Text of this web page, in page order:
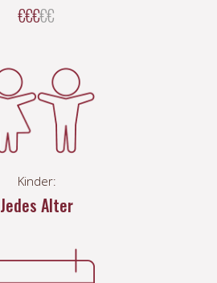
€€€€€
Kinder:
Jedes Alter